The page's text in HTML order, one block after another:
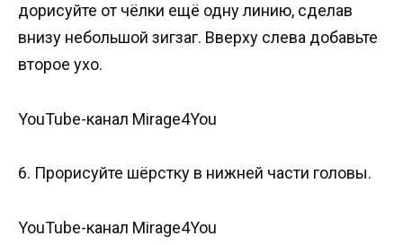
дорисуйте от чёлки ещё одну линию, сделав
внизу небольшой зигзаг. Вверху слева добавьте
второе ухо.
YouTube-канал Mirage4You
6. Прорисуйте шёрстку в нижней части головы.
YouTube-канал Mirage4You